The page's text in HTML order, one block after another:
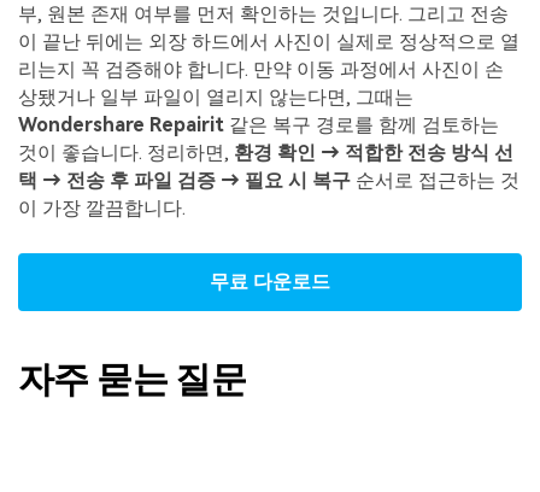
부, 원본 존재 여부를 먼저 확인하는 것입니다. 그리고 전송
이 끝난 뒤에는 외장 하드에서 사진이 실제로 정상적으로 열
리는지 꼭 검증해야 합니다. 만약 이동 과정에서 사진이 손
상됐거나 일부 파일이 열리지 않는다면, 그때는
Wondershare Repairit 같은 복구 경로를 함께 검토하는
것이 좋습니다. 정리하면, 환경 확인 → 적합한 전송 방식 선
택 → 전송 후 파일 검증 → 필요 시 복구 순서로 접근하는 것
이 가장 깔끔합니다.
무료 다운로드
자주 묻는 질문